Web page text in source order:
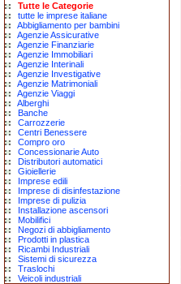
Tutte le Categorie
tutte le imprese italiane
Abbigliamento per bambini
Agenzie Assicurative
Agenzie Finanziarie
Agenzie Immobiliari
Agenzie Interinali
Agenzie Investigative
Agenzie Matrimoniali
Agenzie Viaggi
Alberghi
Banche
Carrozzerie
Centri Benessere
Compro oro
Concessionarie Auto
Distributori automatici
Gioiellerie
Imprese edili
Imprese di disinfestazione
Imprese di pulizia
Installazione ascensori
Mobilifici
Negozi di abbigliamento
Prodotti in plastica
Ricambi Industriali
Sistemi di sicurezza
Traslochi
Veicoli industriali